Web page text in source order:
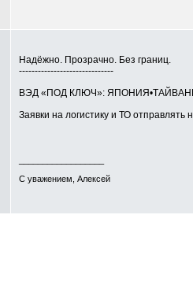
Надёжно. Прозрачно. Без границ.
------------------------------
ВЭД «ПОД КЛЮЧ»:
Заявки на логистику и ТО отправлять
С уважением, Алексей